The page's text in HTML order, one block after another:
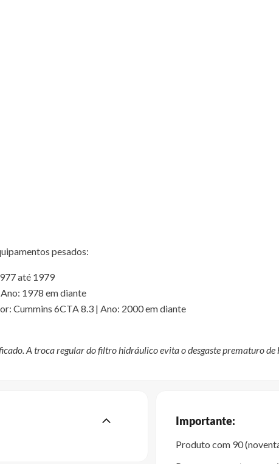
pesados:
até 1979
1978 em diante
Cummins 6CTA 8.3 | Ano: 2000 em diante
A troca regular do filtro hidráulico evita o desgaste prematuro de
Importante:
Produto com 90